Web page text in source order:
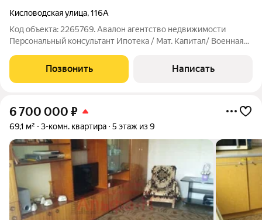
Кисловодская улица,116А
Код объекта: 2265769. Авалон агентство недвижимости
Персональный консультант Ипотека / Мат. Капитал/ Военная
ремонтом и индивидуальным отоплением в кирпичном доме.
Планировка на две стороны: большая
Позвонить Написать
6 700 000 ₽
69,1 м² 3-комн. квартира 5 этаж из 9